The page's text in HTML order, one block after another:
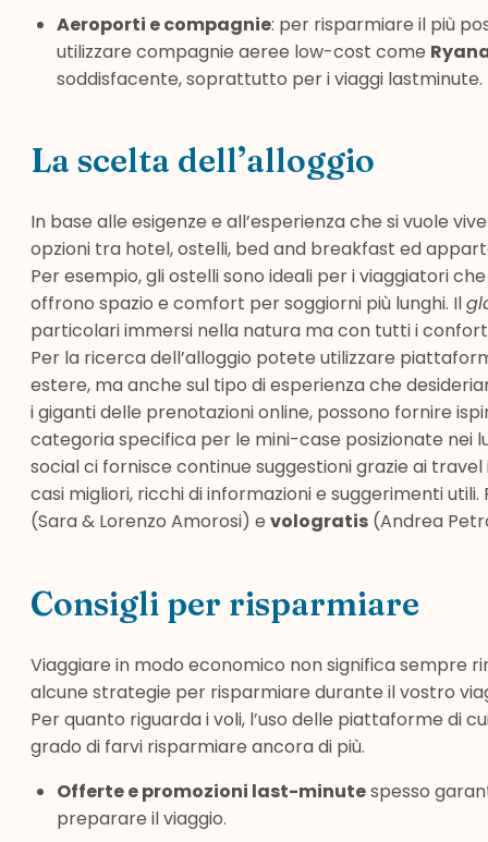
Aeroporti e compagnie: per risparmiare il più
utilizzare compagnie aeree low-cost come
soddisfacente, soprattutto per i viaggi lastminute.
La scelta dell’alloggio
In base alle esigenze e all’esperienza che si vuole
opzioni tra hotel, ostelli, bed and breakfast ed
Per esempio, gli ostelli sono ideali per i viaggiatori
offrono spazio e comfort per soggiorni più lunghi. Il
particolari immersi nella natura ma con tutti i
Per la ricerca dell’alloggio potete utilizzare
estere, ma anche sul tipo di esperienza che
i giganti delle prenotazioni online, possono fornire
categoria specifica per le mini-case posizionate nei
social ci fornisce continue suggestioni grazie ai
casi migliori, ricchi di informazioni e suggerimenti
(Sara & Lorenzo Amorosi) e vologratis (Andrea
Consigli per risparmiare
Viaggiare in modo economico non significa sempre
alcune strategie per risparmiare durante il vostro
Per quanto riguarda i voli, l’uso delle piattaforme di
grado di farvi risparmiare ancora di più.
Offerte e promozioni last-minutespesso
preparare il viaggio.